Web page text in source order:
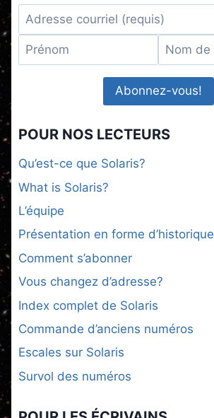
POUR NOS LECTEURS
Qu’est-ce que Solaris?
What is Solaris?
L’équipe
Présentation en forme d’historique
Comment s’abonner
Vous changez d’adresse?
Index complet de Solaris
Commande d’anciens numéros
Escales sur Solaris
Survol des numéros